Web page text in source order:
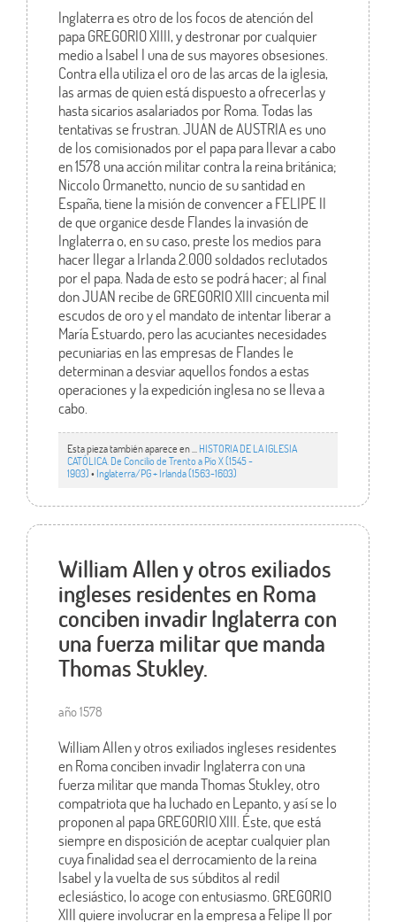
Inglaterra es otro de los focos de atención del
papa GREGORIO XIIII, y destronar por cualquier
medio a Isabel I una de sus mayores obsesiones.
Contra ella utiliza el oro de las arcas de la iglesia,
las armas de quien está dispuesto a ofrecerlas y
hasta sicarios asalariados por Roma. Todas las
tentativas se frustran. JUAN de AUSTRIA es uno
de los comisionados por el papa para llevar a cabo
en 1578 una acción militar contra la reina británica;
Niccolo Ormanetto, nuncio de su santidad en
España, tiene la misión de convencer a FELIPE II
de que organice desde Flandes la invasión de
Inglaterra o, en su caso, preste los medios para
hacer llegar a Irlanda 2.000 soldados reclutados
por el papa. Nada de esto se podrá hacer; al final
don JUAN recibe de GREGORIO XIII cincuenta mil
escudos de oro y el mandato de intentar liberar a
María Estuardo, pero las acuciantes necesidades
pecuniarias en las empresas de Flandes le
determinan a desviar aquellos fondos a estas
operaciones y la expedición inglesa no se lleva a
cabo.
Esta pieza también aparece en ... HISTORIA DE LA IGLESIA
CATÓLICA. De Concilio de Trento a Pío X (1545 -
1903)• Inglaterra/PG + Irlanda (1563-1603)
William Allen y otros exiliados
ingleses residentes en Roma
conciben invadir Inglaterra con
una fuerza militar que manda
Thomas Stukley.
año 1578
William Allen y otros exiliados ingleses residentes
en Roma conciben invadir Inglaterra con una
fuerza militar que manda Thomas Stukley, otro
compatriota que ha luchado en Lepanto, y así se lo
proponen al papa GREGORIO XIII. Éste, que está
siempre en disposición de aceptar cualquier plan
cuya finalidad sea el derrocamiento de la reina
Isabel y la vuelta de sus súbditos al redil
eclesiástico, lo acoge con entusiasmo. GREGORIO
XIII quiere involucrar en la empresa a Felipe II por